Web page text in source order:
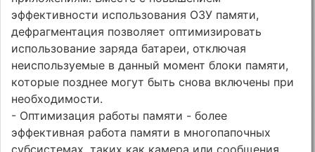
эффективности использования ОЗУ памяти,
дефрагментация позволяет оптимизировать
использование заряда батареи, отключая
неиспользуемые в данный момент блоки памяти,
которые позднее могут быть снова включены при
необходимости.
- Оптимизация работы памяти - более
эффективная работа памяти в многопапочных
субсистемах, таких как камера или сообщения.